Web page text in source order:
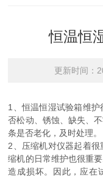
恒温恒
更新时间
1、恒温恒湿试验箱维
否松动、锈蚀、缺失、
条是否老化，及时处理。
2、压缩机对仪器起着
缩机的日常维护也很重
造成损坏。因此，应在